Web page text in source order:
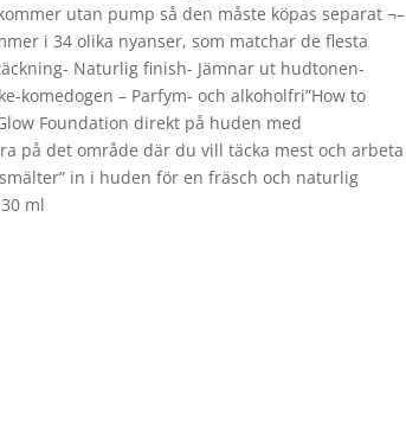
utan pump så den måste köpas separat ¬–
i 34 olika nyanser, som matchar de flesta
Naturlig finish- Jämnar ut hudtonen-
komedogen – Parfym- och alkoholfri”How to
Foundation direkt på huden med
på det område där du vill täcka mest och arbeta
in i huden för en fräsch och naturlig
ml